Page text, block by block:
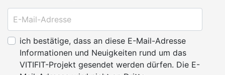
Email address
ich bestätige, dass an diese E-Mail-Adresse
Informationen und Neuigkeiten rund um das
VITIFIT-Projekt gesendet werden dürfen. Die E-